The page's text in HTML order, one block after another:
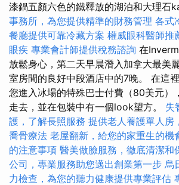
漆鍋五顏六色的鐵釋放的湖泊和大理石
事務所，為您提供精準的財務管理 各式
餐廳提供可靠冷藏方案 權威眼科醫師推
眼疾 專業會計師提供稅務諮詢 在
放鬆身心，第二天早晨潛入加拿大最美
室房間的良好中段酒店中的7晚。 在這
您進入冰場的特殊巴士付費（80美元）
走去，並在包裝​​中有一個look望方。 失
護，了解長照服務 提供老人養護單人房
喬骨療法 老屋翻新，給您的家重生的機
的注意事項 醫美做臉服務，徹底清潔和
公司，專業服務助您邁出創業第一步 烏
力檢查，為您的聽力健康提供專業評估